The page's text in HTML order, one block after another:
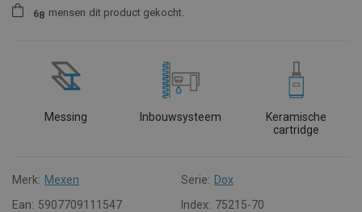
68 mensen dit product gekocht.
Messing Inbouwsysteem
Keramische
cartridge
Merk: Mexen Serie: Dox
Ean: 5907709111547 Index: 75215-70